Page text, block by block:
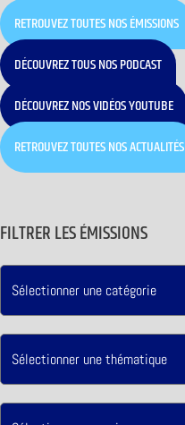
RETROUVEZ TOUTES NOS ÉMISSIONS
DÉCOUVREZ TOUS NOS PODCAST
DÉCOUVREZ NOS VIDÉOS YOUTUBE
RETROUVEZ TOUTES NOS ACTUALITÉS
FILTRER LES ÉMISSIONS